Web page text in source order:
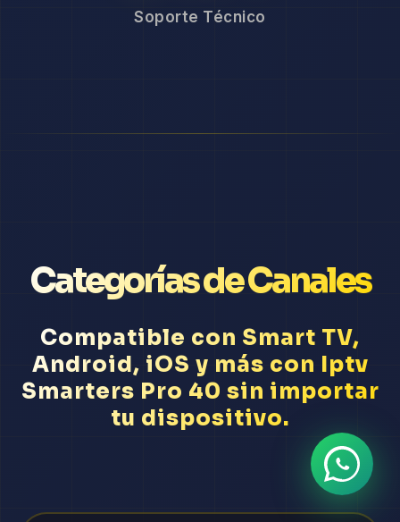
Soporte Técnico
Categorías de Canales
Compatible con Smart TV,
Android, iOS y más con Iptv
Smarters Pro 40 sin importar
tu dispositivo.